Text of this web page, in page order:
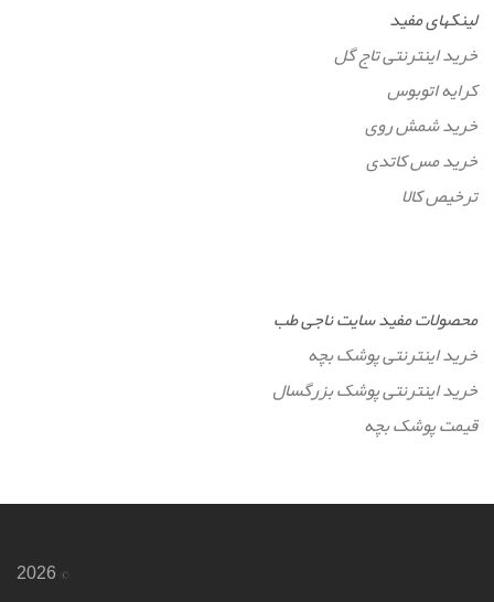
لینکهای مفید
خرید اینترنتی تاج گل
کرایه اتوبوس
خرید شمش روی
خرید مس کاتدی
ترخیص کالا
محصولات مفید سایت ناجی طب
خرید اینترنتی پوشک بچه
خرید اینترنتی پوشک بزرگسال
قیمت پوشک بچه
© 2026